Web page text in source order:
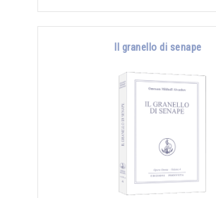
Il granello di senape